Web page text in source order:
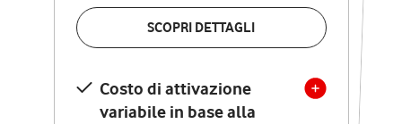
SCOPRI DETTAGLI
Costo di attivazione
variabile in base alla
VERIFICA LA COPERTURA
Costo di attivazione
variabile in base alla